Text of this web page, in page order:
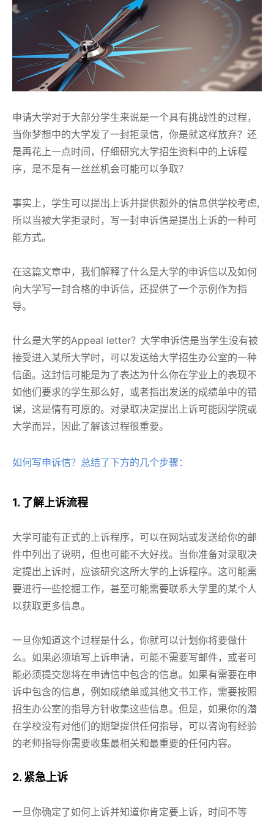
申请大学对于大部分学生来说是一个具有挑战性的过程，
当你梦想中的大学发了一封拒录信，你是就这样放弃？还
是再花上一点时间，仔细研究大学招生资料中的上诉程
序，是不是有一丝丝机会可能可以争取？
事实上，学生可以提出上诉并提供额外的信息供学校考虑,
所以当被大学拒录时，写一封申诉信是提出上诉的一种可
能方式。
在这篇文章中，我们解释了什么是大学的申诉信以及如何
向大学写一封合格的申诉信，还提供了一个示例作为指
导。
什么是大学的Appeal letter？大学申诉信是当学生没有被
接受进入某所大学时，可以发送给大学招生办公室的一种
信函。这封信可能是为了表达为什么你在学业上的表现不
如他们要求的学生那么好，或者指出发送的成绩单中的错
误，这是情有可原的。对录取决定提出上诉可能因学院或
大学而异，因此了解该过程很重要。
如何写申诉信？总结了下方的几个步骤：
1. 了解上诉流程
大学可能有正式的上诉程序，可以在网站或发送给你的邮
件中列出了说明，但也可能不大好找。当你准备对录取决
定提出上诉时，应该研究这所大学的上诉程序。这可能需
要进行一些挖掘工作，甚至可能需要联系大学里的某个人
以获取更多信息。
一旦你知道这个过程是什么，你就可以计划你将要做什
么。如果必须填写上诉申请，可能不需要写邮件，或者可
能必须提交您将在申请信中包含的信息。如果有需要在申
诉中包含的信息，例如成绩单或其他文书工作，需要按照
招生办公室的指导方针收集这些信息。但是，如果你的潜
在学校没有对他们的期望提供任何指导，可以咨询有经验
的老师指导你需要收集最相关和最重要的任何内容。
2. 紧急上诉
一旦你确定了如何上诉并知道你肯定要上诉，时间不等